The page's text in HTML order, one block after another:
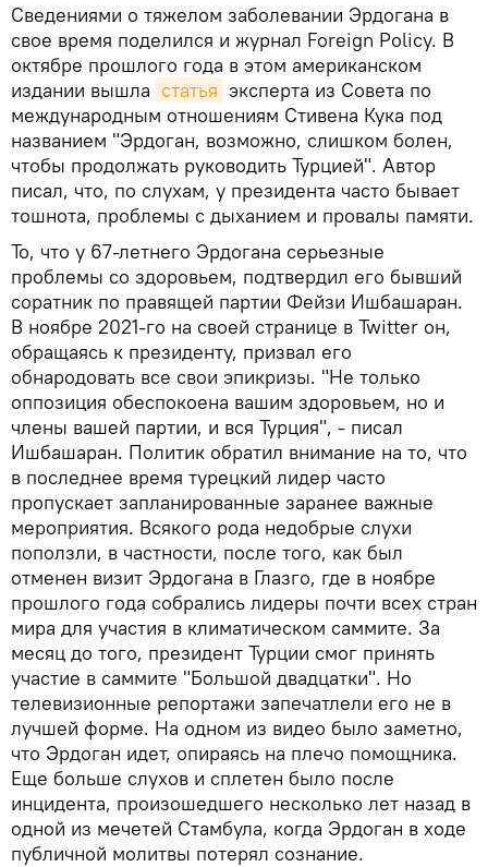
Сведениями о тяжелом заболевании Эрдогана в
свое время поделился и журнал Foreign Policy. В
октябре прошлого года в этом американском
издании вышла статья эксперта из Совета по
международным отношениям Стивена Кука под
названием "Эрдоган, возможно, слишком болен,
чтобы продолжать руководить Турцией". Автор
писал, что, по слухам, у президента часто бывает
тошнота, проблемы с дыханием и провалы памяти.
То, что у 67-летнего Эрдогана серьезные
проблемы со здоровьем, подтвердил его бывший
соратник по правящей партии Фейзи Ишбашаран.
В ноябре 2021-го на своей странице в Twitter он,
обращаясь к президенту, призвал его
обнародовать все свои эпикризы. "Не только
оппозиция обеспокоена вашим здоровьем, но и
члены вашей партии, и вся Турция", - писал
Ишбашаран. Политик обратил внимание на то, что
в последнее время турецкий лидер часто
пропускает запланированные заранее важные
мероприятия. Всякого рода недобрые слухи
поползли, в частности, после того, как был
отменен визит Эрдогана в Глазго, где в ноябре
прошлого года собрались лидеры почти всех стран
мира для участия в климатическом саммите. За
месяц до того, президент Турции смог принять
участие в саммите "Большой двадцатки". Но
телевизионные репортажи запечатлели его не в
лучшей форме. На одном из видео было заметно,
что Эрдоган идет, опираясь на плечо помощника.
Еще больше слухов и сплетен было после
инцидента, произошедшего несколько лет назад в
одной из мечетей Стамбула, когда Эрдоган в ходе
публичной молитвы потерял сознание.